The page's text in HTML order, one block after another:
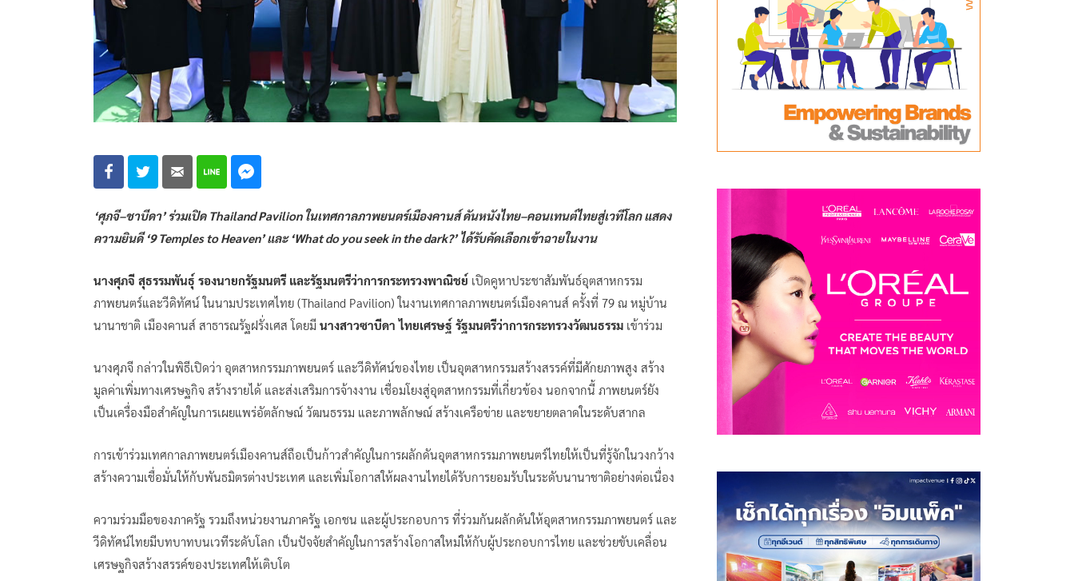
‘ศุภจี–ชาบีดา’ ร่วมเปิด Thailand Pavilion ในเทศกาลภาพยนตร์เมืองคานส์ ดันหนังไทย–คอนเทนต์ไทยสู่เวทีโลก แสดง
ความยินดี ‘9 Temples to Heaven’ และ ‘What do you seek in the dark?’ ได้รับคัดเลือกเข้าฉายในงาน
นางศุภจี สุธรรมพันธุ์ รองนายกรัฐมนตรี และรัฐมนตรีว่าการกระทรวงพาณิชย์ เปิดคูหาประชาสัมพันธ์อุตสาหกรรม
ภาพยนตร์และวีดิทัศน์ ในนามประเทศไทย (Thailand Pavilion) ในงานเทศกาลภาพยนตร์เมืองคานส์ ครั้งที่ 79 ณ หมู่บ้าน
นานาชาติ เมืองคานส์ สาธารณรัฐฝรั่งเศส โดยมี นางสาวซาบีดา ไทยเศรษฐ์ รัฐมนตรีว่าการกระทรวงวัฒนธรรม เข้าร่วม
นางศุภจี กล่าวในพิธีเปิดว่า อุตสาหกรรมภาพยนตร์ และวีดิทัศน์ของไทย เป็นอุตสาหกรรมสร้างสรรค์ที่มีศักยภาพสูง สร้าง
มูลค่าเพิ่มทางเศรษฐกิจ สร้างรายได้ และส่งเสริมการจ้างงาน เชื่อมโยงสู่อุตสาหกรรมที่เกี่ยวข้อง นอกจากนี้ ภาพยนตร์ยัง
เป็นเครื่องมือสำคัญในการเผยแพร่อัตลักษณ์ วัฒนธรรม และภาพลักษณ์ สร้างเครือข่าย และขยายตลาดในระดับสากล
การเข้าร่วมเทศกาลภาพยนตร์เมืองคานส์ถือเป็นก้าวสำคัญในการผลักดันอุตสาหกรรมภาพยนตร์ไทยให้เป็นที่รู้จักในวงกว้าง
สร้างความเชื่อมั่นให้กับพันธมิตรต่างประเทศ และเพิ่มโอกาสให้ผลงานไทยได้รับการยอมรับในระดับนานาชาติอย่างต่อเนื่อง
ความร่วมมือของภาครัฐ รวมถึงหน่วยงานภาครัฐ เอกชน และผู้ประกอบการ ที่ร่วมกันผลักดันให้อุตสาหกรรมภาพยนตร์ และ
วีดิทัศน์ไทยมีบทบาทบนเวทีระดับโลก เป็นปัจจัยสำคัญในการสร้างโอกาสใหม่ให้กับผู้ประกอบการไทย และช่วยขับเคลื่อน
เศรษฐกิจสร้างสรรค์ของประเทศให้เติบโต